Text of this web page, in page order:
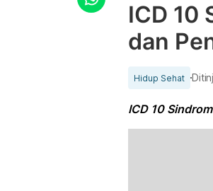
ICD 10
dan
Hidup Sehat
ICD 10